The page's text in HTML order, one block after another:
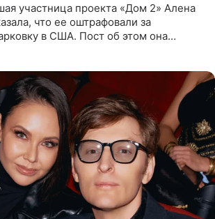
участница проекта «Дом 2» Алена
что ее оштрафовали за
в США. Пост об этом она